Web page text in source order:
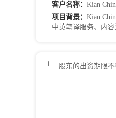
客户名称： Kian
项目背景： Kian
中英笔译服务、内
1 股东的出资期限不